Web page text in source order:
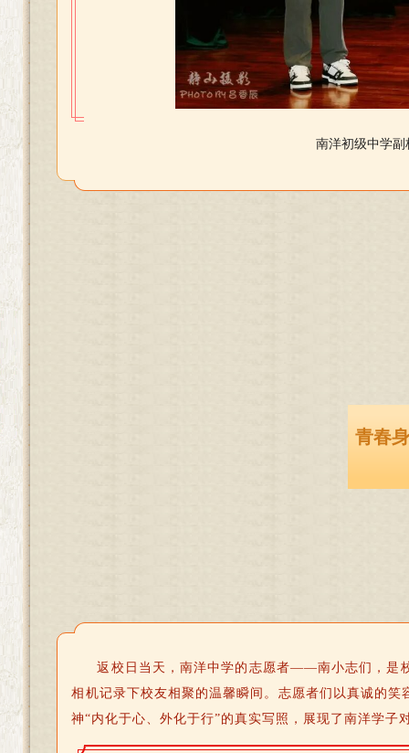
南洋初级中学
青春
返校日当天，南洋中学的志愿者——南小志们，是
相机记录下校友相聚的温馨瞬间。志愿者们以真诚的
神“内化于心、外化于行”的真实写照，展现了南洋学子